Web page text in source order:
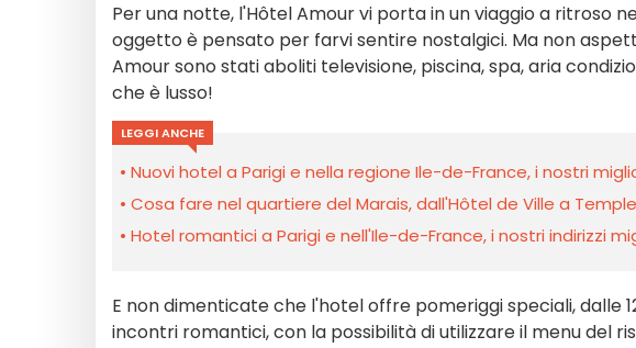
Per una notte, l'Hôtel Amour vi porta in un viaggio a ritroso
oggetto è pensato per farvi sentire nostalgici. Ma non
Amour sono stati aboliti televisione, piscina, spa, aria
che è lusso!
LEGGI ANCHE
Nuovi hotel a Parigi e nella regione Ile-de-France, i nostri
Cosa fare nel quartiere del Marais, dall'Hôtel de Ville a
Hotel romantici a Parigi e nell'Ile-de-France, i nostri indirizzi
E non dimenticate che l'hotel offre pomeriggi speciali, dalle
incontri romantici, con la possibilità di utilizzare il menu del